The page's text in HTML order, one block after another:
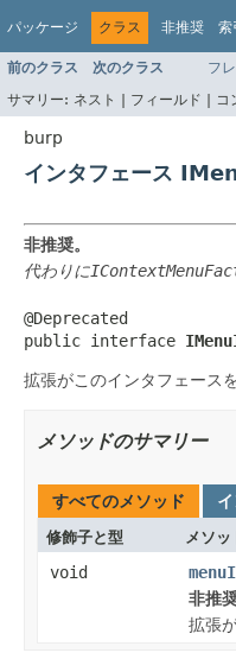
パッケージ クラス 非推奨 索
前のクラス 次のクラス フ
サマリー: ネスト | フィールド | コ
burp
インタフェース
非推奨。
代わりに
@Deprecated
public interface
拡張がこのインタフェース
メソッドのサマリー
すべてのメソッド
修飾子と型 メソ
void
非推奨
拡張